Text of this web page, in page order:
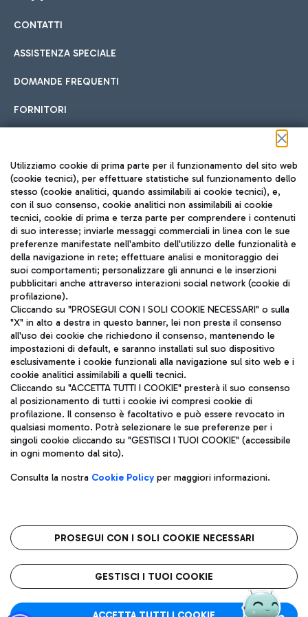
Cucina Internazionale
Fast Food
Pizza
Gelateria
Wine Bar & Sparkling
Hotel in aeroporto
Scegli l'alloggio più adatto e approfitta della vicinanza
all'aeroporto.
Car sharing
Con il Car Sharing è ancora più facile spostarsi
Treno
Raggiungi velocemente l'aeroporto di Fiumicino da Roma
tramite i servizi ferroviari Trenitalia.
Autobus
Scopri le linee di autobus per raggiungere l'aeroporto
Leonardo Da Vinci.
Raggiungi l’aeroporto senza pensieri con il servizio di taxi a
Ristoranti
Scopri la nostra offerta per una pausa gustosa in aeroporto
Mappa Aeroporto Fiumicino
CONTATTI
ASSISTENZA SPECIALE
DOMANDE FREQUENTI
FORNITORI
Seguici sui social
TRAVEL JOURNAL
ITA
Aeroporti di Roma S.p.A. - Società soggetta a direzione e
coordinamento di Mundys S.p.A.
Codice fiscale e Registro delle Imprese di Roma 13032990155 P.
IVA 06572251004
Capitale sociale 62.224.743,00 int. vers.
Sede legale: Via Pier Paolo Racchetti 1 - 00054 Fiumicino (RM)
telefono +39 06 65951
Privacy policy
Note legali
Roma FCO
L'aeroporto stellato
Utilizziamo cookie di prima parte per il funzionamento del sito web
(cookie tecnici), per effettuare statistiche sul funzionamento dello
stesso (cookie analitici, quando assimilabili ai cookie tecnici), e,
con il suo consenso, cookie analitici non assimilabili ai cookie
tecnici, cookie di prima e terza parte per comprendere i contenuti
di suo interesse; inviarle messaggi commerciali in linea con le sue
preferenze manifestate nell'ambito dell'utilizzo delle funzionalità e
della navigazione in rete; effettuare analisi e monitoraggio dei
suoi comportamenti; personalizzare gli annunci e le inserzioni
pubblicitari anche attraverso interazioni social network (cookie di
profilazione).
Cliccando su "PROSEGUI CON I SOLI COOKIE NECESSARI" o sulla
"X" in alto a destra in questo banner, lei non presta il consenso
all'uso dei cookie che richiedono il consenso, mantenendo le
impostazioni di default, e saranno installati sul suo dispositivo
esclusivamente i cookie funzionali alla navigazione sul sito web e i
cookie analitici assimilabili a quelli tecnici.
Cliccando su "ACCETTA TUTTI I COOKIE" presterà il suo consenso
al posizionamento di tutti i cookie ivi compresi cookie di
profilazione. Il consenso è facoltativo e può essere revocato in
qualsiasi momento. Potrà selezionare le sue preferenze per i
singoli cookie cliccando su "GESTISCI I TUOI COOKIE" (accessibile
in ogni momento dal sito).
Consulta la nostra Cookie Policyper maggiori informazioni.
PROSEGUI CON I SOLI COOKIE NECESSARI
GESTISCI I TUOI COOKIE